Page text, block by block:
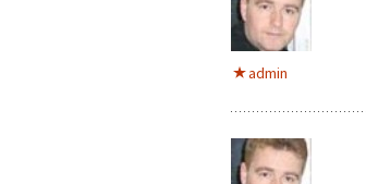
admin